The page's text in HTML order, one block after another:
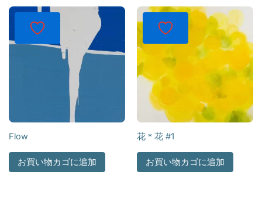
Flow
お買い物カゴに追加
花＊花 #1
お買い物カゴに追加